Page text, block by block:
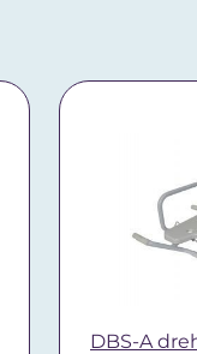
DBS-A